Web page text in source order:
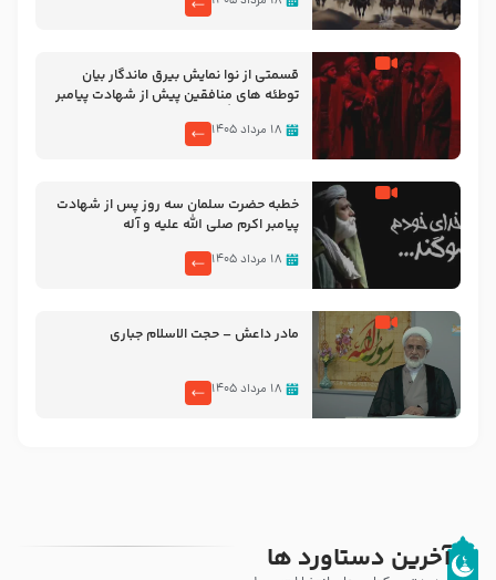
قسمتی از نوا نمایش بیرق ماندگار بیان
توطئه های منافقین پیش از شهادت پیامبر
۱۸ مرداد ۱۴۰۵
خطبه حضرت سلمان سه روز پس از شهادت
پیامبر اکرم صلی الله علیه و آله
۱۸ مرداد ۱۴۰۵
مادر داعش – حجت الاسلام جباری
۱۸ مرداد ۱۴۰۵
آخرین دستاورد ها